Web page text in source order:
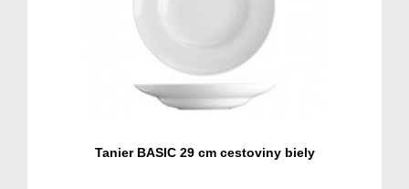
Tanier BASIC 29 cm cestoviny biely